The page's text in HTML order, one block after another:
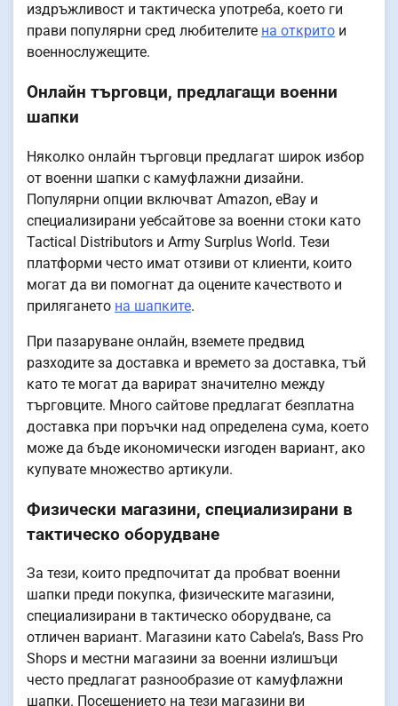
издръжливост и тактическа употреба, което ги
прави популярни сред любителите на открито и
военнослужещите.
Онлайн търговци, предлагащи военни
шапки
Няколко онлайн търговци предлагат широк избор
от военни шапки с камуфлажни дизайни.
Популярни опции включват Amazon, eBay и
специализирани уебсайтове за военни стоки като
Tactical Distributors и Army Surplus World. Тези
платформи често имат отзиви от клиенти, които
могат да ви помогнат да оцените качеството и
прилягането на шапките.
При пазаруване онлайн, вземете предвид
разходите за доставка и времето за доставка, тъй
като те могат да варират значително между
търговците. Много сайтове предлагат безплатна
доставка при поръчки над определена сума, което
може да бъде икономически изгоден вариант, ако
купувате множество артикули.
Физически магазини, специализирани в
тактическо оборудване
За тези, които предпочитат да пробват военни
шапки преди покупка, физическите магазини,
специализирани в тактическо оборудване, са
отличен вариант. Магазини като Cabela’s, Bass Pro
Shops и местни магазини за военни излишъци
често предлагат разнообразие от камуфлажни
шапки. Посещението на тези магазини ви